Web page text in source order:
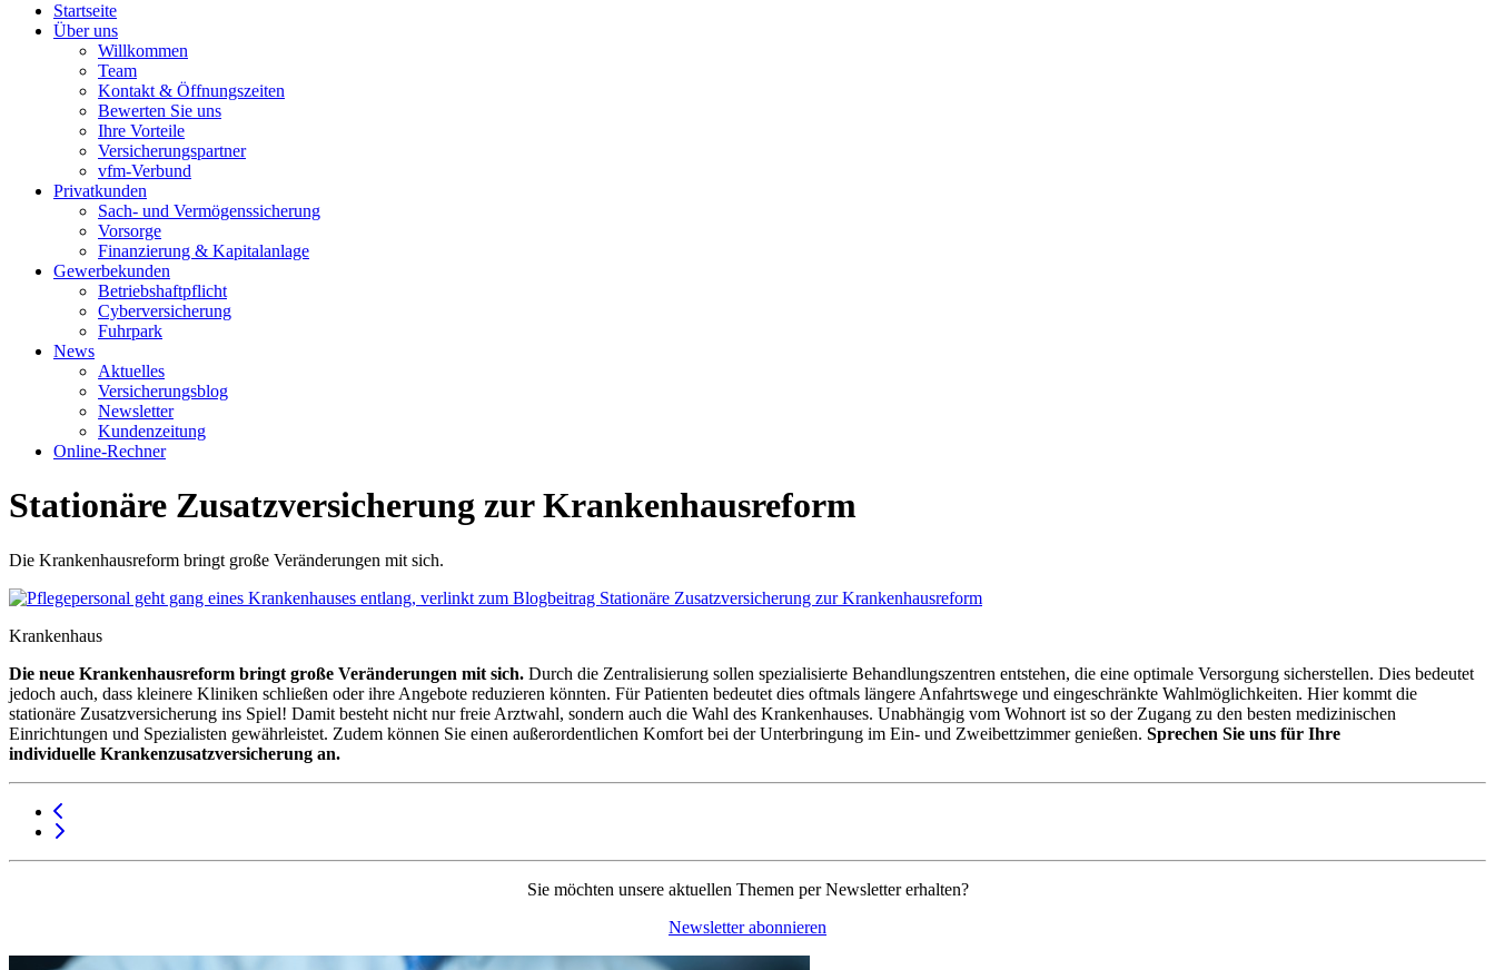
Startseite
Über uns
Willkommen
Team
Kontakt & Öffnungszeiten
Bewerten Sie uns
Ihre Vorteile
Versicherungspartner
vfm-Verbund
Privatkunden
Sach- und Vermögenssicherung
Vorsorge
Finanzierung & Kapitalanlage
Gewerbekunden
Betriebshaftpflicht
Cyberversicherung
Fuhrpark
News
Aktuelles
Versicherungsblog
Newsletter
Kundenzeitung
Online-Rechner
Stationäre Zusatzversicherung zur Krankenhausreform
Die Krankenhausreform bringt große Veränderungen mit sich.
Krankenhaus
Die neue Krankenhausreform bringt große Veränderungen mit sich. Durch die Zentralisierung sollen spezialisierte Behandlungszentren entstehen, die eine optimale Versorgung sicherstellen. Dies bedeutet
jedoch auch, dass kleinere Kliniken schließen oder ihre Angebote reduzieren könnten. Für Patienten bedeutet dies oftmals längere Anfahrtswege und eingeschränkte Wahlmöglichkeiten. Hier kommt die
stationäre Zusatzversicherung ins Spiel! Damit besteht nicht nur freie Arztwahl, sondern auch die Wahl des Krankenhauses. Unabhängig vom Wohnort ist so der Zugang zu den besten medizinischen
Einrichtungen und Spezialisten gewährleistet. Zudem können Sie einen außerordentlichen Komfort bei der Unterbringung im Ein- und Zweibettzimmer genießen. Sprechen Sie uns für Ihre
individuelle Krankenzusatzversicherung an.
Sie möchten unsere aktuellen Themen per Newsletter erhalten?
Newsletter abonnieren